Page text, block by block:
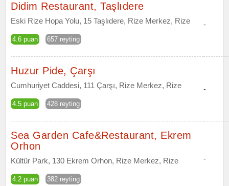
Didim Restaurant, Taşlıdere
Eski Rize Hopa Yolu, 15 Taşlıdere, Rize Merkez, Rize
4.6 puan 657 reyting
-
Huzur Pide, Çarşı
Cumhuriyet Caddesi, 111 Çarşı, Rize Merkez, Rize
4.5 puan 428 reyting
-
Sea Garden Cafe&Restaurant, Ekrem
Orhon
Kültür Park, 130 Ekrem Orhon, Rize Merkez, Rize
4.2 puan 382 reyting
-